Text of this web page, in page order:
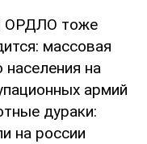
ОРДЛО тоже
массовая
населения на
армий
дураки:
на россии